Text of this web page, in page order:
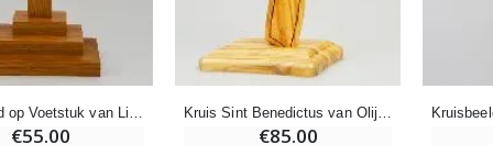
€7.90 €12.90
€55.00 €85.00